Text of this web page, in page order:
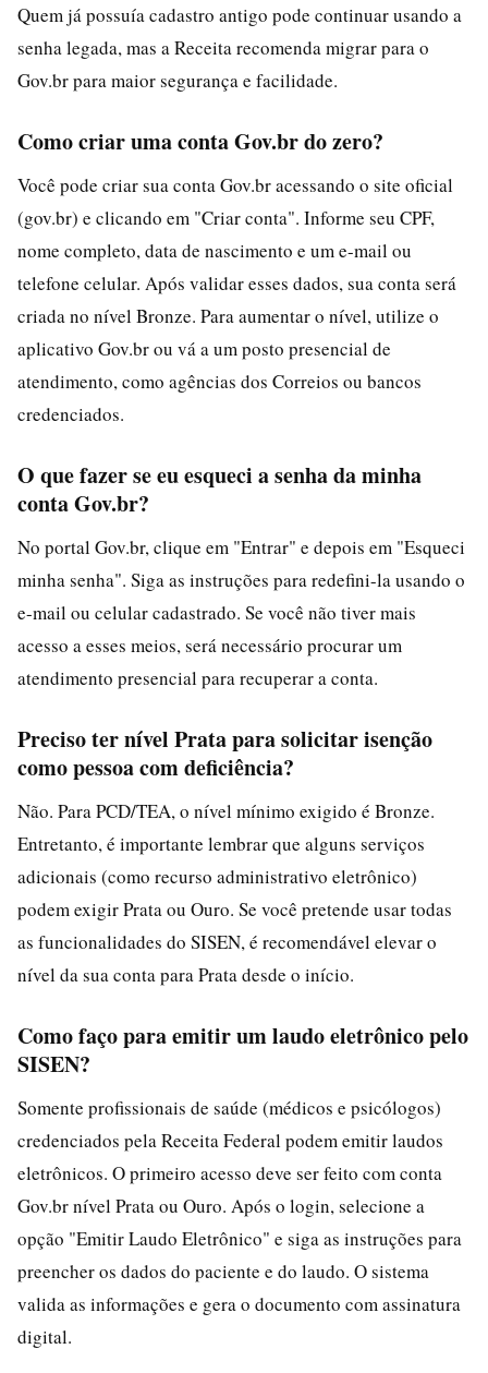
Quem já possuía cadastro antigo pode continuar usando a
senha legada, mas a Receita recomenda migrar para o
Gov.br para maior segurança e facilidade.
Como criar uma conta Gov.br do zero?
Você pode criar sua conta Gov.br acessando o site oficial
(gov.br) e clicando em "Criar conta". Informe seu CPF,
nome completo, data de nascimento e um e-mail ou
telefone celular. Após validar esses dados, sua conta será
criada no nível Bronze. Para aumentar o nível, utilize o
aplicativo Gov.br ou vá a um posto presencial de
atendimento, como agências dos Correios ou bancos
credenciados.
O que fazer se eu esqueci a senha da minha
conta Gov.br?
No portal Gov.br, clique em "Entrar" e depois em "Esqueci
minha senha". Siga as instruções para redefini-la usando o
e-mail ou celular cadastrado. Se você não tiver mais
acesso a esses meios, será necessário procurar um
atendimento presencial para recuperar a conta.
Preciso ter nível Prata para solicitar isenção
como pessoa com deficiência?
Não. Para PCD/TEA, o nível mínimo exigido é Bronze.
Entretanto, é importante lembrar que alguns serviços
adicionais (como recurso administrativo eletrônico)
podem exigir Prata ou Ouro. Se você pretende usar todas
as funcionalidades do SISEN, é recomendável elevar o
nível da sua conta para Prata desde o início.
Como faço para emitir um laudo eletrônico pelo
SISEN?
Somente profissionais de saúde (médicos e psicólogos)
credenciados pela Receita Federal podem emitir laudos
eletrônicos. O primeiro acesso deve ser feito com conta
Gov.br nível Prata ou Ouro. Após o login, selecione a
opção "Emitir Laudo Eletrônico" e siga as instruções para
preencher os dados do paciente e do laudo. O sistema
valida as informações e gera o documento com assinatura
digital.